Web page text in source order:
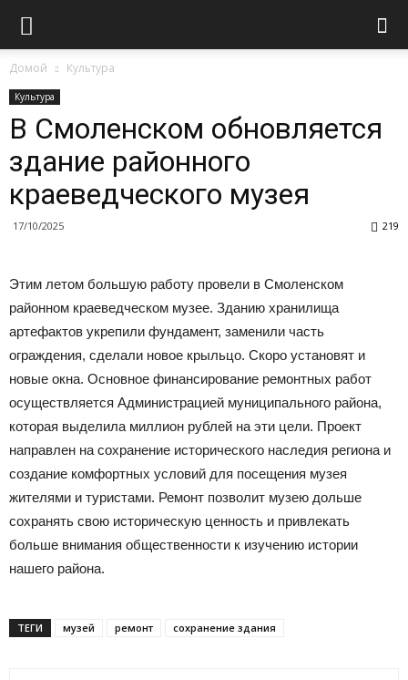
Домой Культура
Культура
В Смоленском обновляется
здание районного
краеведческого музея
17/10/2025 219
Этим летом большую работу провели в Смоленском
районном краеведческом музее. Зданию хранилища
артефактов укрепили фундамент, заменили часть
ограждения, сделали новое крыльцо. Скоро установят и
новые окна. Основное финансирование ремонтных работ
осуществляется Администрацией муниципального района,
которая выделила миллион рублей на эти цели. Проект
направлен на сохранение исторического наследия региона и
создание комфортных условий для посещения музея
жителями и туристами. Ремонт позволит музею дольше
сохранять свою историческую ценность и привлекать
больше внимания общественности к изучению истории
нашего района.
ТЕГИ музей ремонт сохранение здания